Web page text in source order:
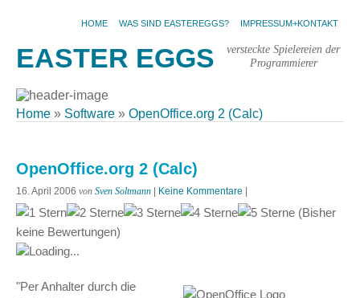
HOME WAS SIND EASTEREGGS? IMPRESSUM+KONTAKT
EASTER EGGS
versteckte Spielereien der
Programmierer
Home » Software » OpenOffice.org 2 (Calc)
OpenOffice.org 2 (Calc)
16. April 2006 von Sven Soltmann Keine Kommentare
(Bisher
keine Bewertungen)
Loading...
"Per Anhalter durch die